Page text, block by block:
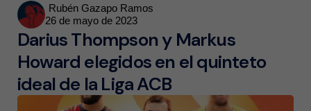
Posted
by
Rubén Gazapo Ramos
26 de mayo de 2023
Darius Thompson y Markus
Howard elegidos en el quinteto
ideal de la Liga ACB